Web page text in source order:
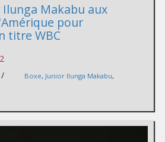
Ilunga Makabu aux
pour
titre WBC
/ Boxe, Junior Ilunga Makabu,